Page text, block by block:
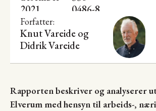
2021
0486-8
Forfatter:
Knut Vareideog
Didrik Vareide
Rapporten beskriver og analyserer
Elverum med hensyn til arbeids-,